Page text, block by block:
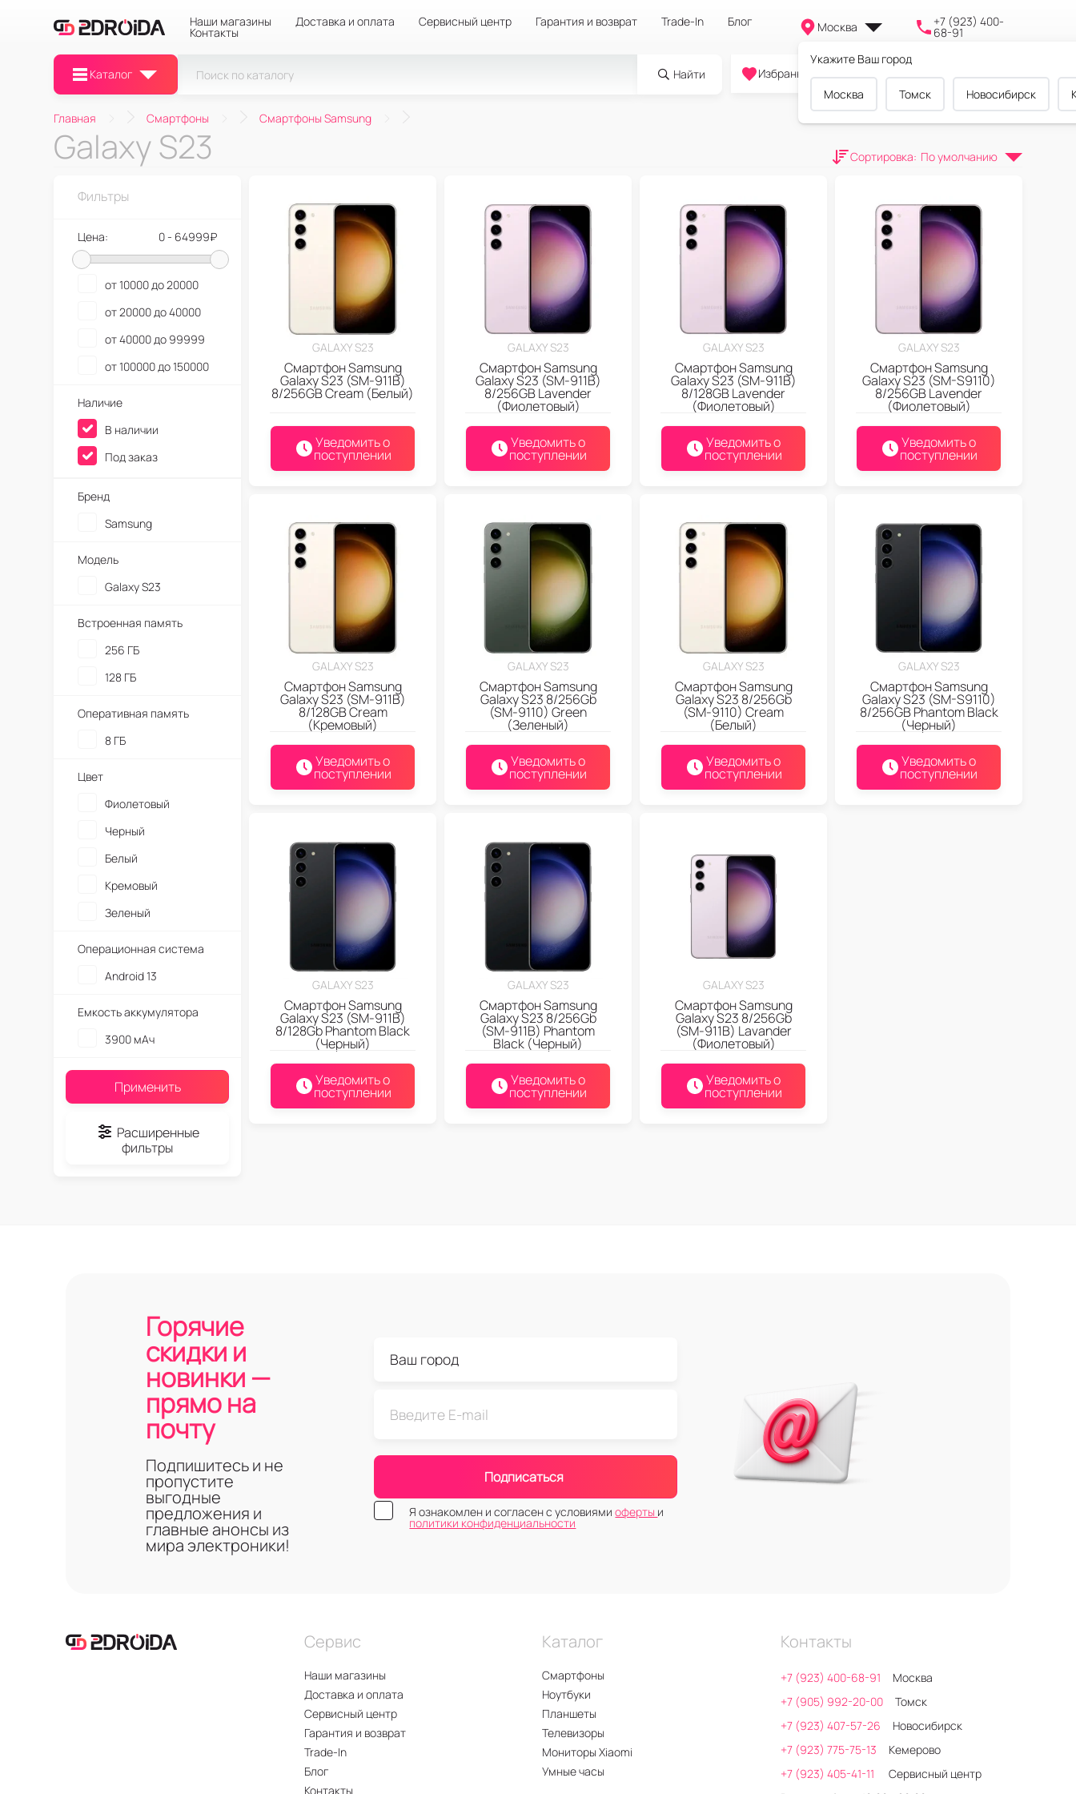
Наши магазины Доставка и оплата Сервисный центр Гарантия и возврат Trade-In Блог
Контакты Москва
Укажите Ваш город
Москва Томск Новосибирск
+7 (923) 400-
68-91
Каталог Найти
0
Избранное Cравнение Корзина
Главная Смартфоны Смартфоны Samsung
Galaxy S23 Сортировка: По умолчанию
GALAXY S23
Смартфон Samsung
Galaxy S23 (SM-911B)
8/256GB Cream (Белый)
Уведомить о
поступлении
GALAXY S23
Смартфон Samsung
Galaxy S23 (SM-911B)
8/256GB Lavender
(Фиолетовый)
Уведомить о
поступлении
GALAXY S23
Смартфон Samsung
Galaxy S23 (SM-911B)
8/128GB Lavender
(Фиолетовый)
Уведомить о
поступлении
GALAXY S23
Смартфон Samsung
Galaxy S23 (SM-S9110)
8/256GB Lavender
(Фиолетовый)
Уведомить о
поступлении
GALAXY S23
Смартфон Samsung
Galaxy S23 (SM-911B)
8/128GB Cream
(Кремовый)
Уведомить о
поступлении
GALAXY S23
Смартфон Samsung
Galaxy S23 8/256Gb
(SM-9110) Green
(Зеленый)
Уведомить о
поступлении
GALAXY S23
Смартфон Samsung
Galaxy S23 8/256Gb
(SM-9110) Cream
(Белый)
Уведомить о
поступлении
GALAXY S23
Смартфон Samsung
Galaxy S23 (SM-S9110)
8/256GB Phantom Black
(Черный)
Уведомить о
поступлении
GALAXY S23
Смартфон Samsung
Galaxy S23 (SM-911B)
8/128Gb Phantom Black
(Черный)
Уведомить о
поступлении
GALAXY S23
Смартфон Samsung
Galaxy S23 8/256Gb
(SM-911B) Phantom
Black (Черный)
Уведомить о
поступлении
GALAXY S23
Смартфон Samsung
Galaxy S23 8/256Gb
(SM-911B) Lavander
(Фиолетовый)
Уведомить о
поступлении
Фильтры
Цена: 0 - 64999₽
от 10000 до 20000
от 20000 до 40000
от 40000 до 99999
от 100000 до 150000
Наличие
В наличии
Под заказ
Бренд
Samsung
Модель
Galaxy S23
Встроенная память
256 ГБ
128 ГБ
Оперативная память
8 ГБ
Цвет
Фиолетовый
Черный
Белый
Кремовый
Зеленый
Операционная система
Android 13
Емкость аккумулятора
3900 мАч
Применить
Расширенные
фильтры
Горячие
скидки и
новинки —
прямо на
почту
Подпишитесь и не
пропустите
выгодные
предложения и
главные анонсы из
мира электроники!
Подписаться
Я ознакомлен и согласен с условиямиоферты и
политики конфиденциальности
Сервис
Наши магазины
Доставка и оплата
Сервисный центр
Гарантия и возврат
Trade-In
Блог
Контакты
Каталог
Смартфоны
Ноутбуки
Планшеты
Телевизоры
Мониторы Xiaomi
Умные часы
Контакты
+7 (923) 400-68-91
Москва
+7 (905) 992-20-00
Томск
+7 (923) 407-57-26
Новосибирск
+7 (923) 775-75-13
Кемерово
+7 (923) 405-41-11
Сервисный центр